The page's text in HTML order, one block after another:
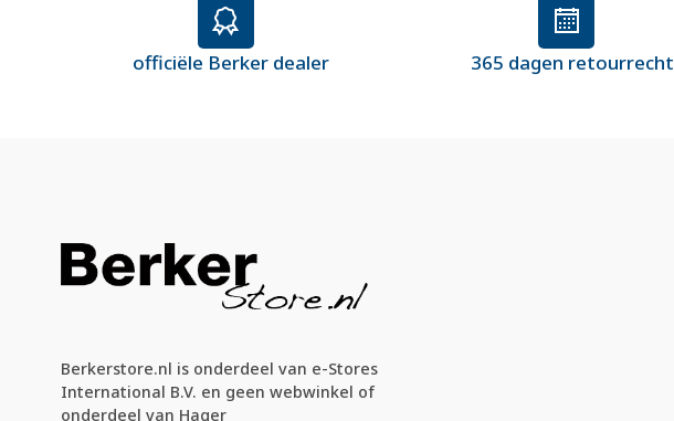
officiële Berker dealer 365 dagen retourrecht
Berkerstore.nl is onderdeel van e-Stores
International B.V. en geen webwinkel of
onderdeel van Hager